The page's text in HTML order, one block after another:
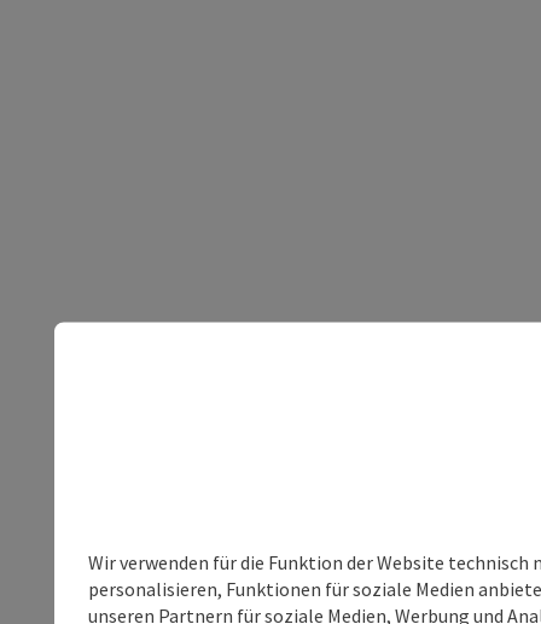
Wir verwenden für die Funktion der Website
personalisieren, Funktionen für soziale Medien
unseren Partnern für soziale Medien, Werbung und